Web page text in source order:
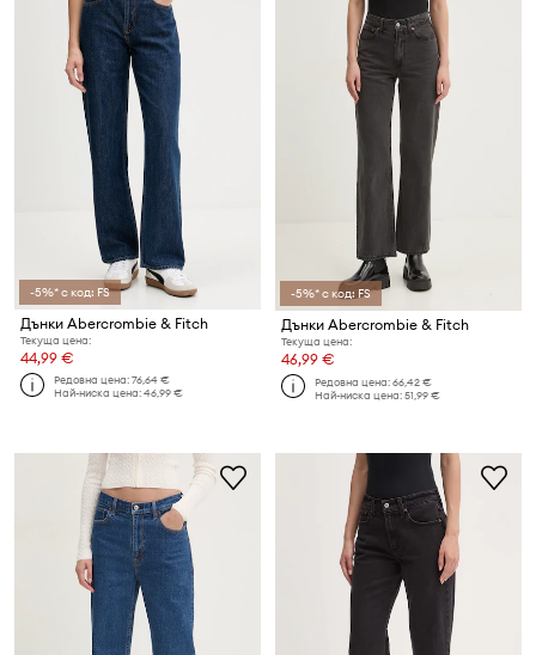
-5%* с код: FS
Дънки Abercrombie & Fitch
Текуща цена:
44,99 €
Редовна цена:76,64 €
Най-ниска цена:46,99 €
-5%* с код: FS
Дънки Abercrombie & Fitch
Текуща цена:
46,99 €
Редовна цена:66,42 €
Най-ниска цена:51,99 €